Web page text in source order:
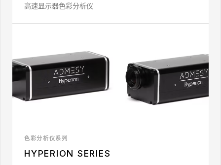
高速显示器色彩分析仪
色彩分析仪系列
HYPERION SERIES